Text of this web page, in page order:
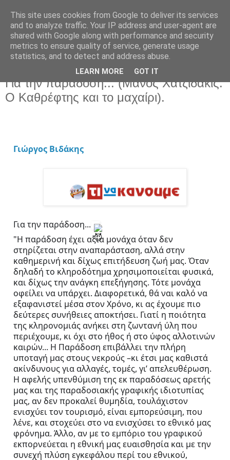
Τετάρτη 9 Ιουνίου 2021
Για την παράδοση... (Μάνος Χατζιδάκις:
Ο Καθρέφτης και το μαχαίρι).
Γιώργος Βιδάκης
Για την παράδοση...
"Η παράδοση έχει αξία μονάχα όταν δεν
στηρίζεται στην αναπαράσταση, αλλά στην
καθημερινή και δίχως επιτήδευση ζωή μας. Όταν
δηλαδή το κληροδότημα χρησιμοποιείται φυσικά,
και δίχως την ανάγκη επεξήγησης. Τότε μονάχα
οφείλει να υπάρχει. Διαφορετικά, θά ναι καλό να
εξαφανιστεί μέσα στον Χρόνο, κι ας έχουμε πιο
δεύτερες συνήθειες αποκτήσει. Γιατί η ποιότητα
της κληρονομιάς ανήκει στη ζωντανή ύλη που
περιέχουμε, κι όχι στο ήθος ή στο ύφος αλλοτινών
καιρών... Η Παράδοση επιβάλλει την πλήρη
υποταγή μας στους νεκρούς –κι έτσι μας καθιστά
ακίνδυνους για αλλαγές, τομές, γι’ απελευθέρωση.
Η αφελής υπενθύμιση της εκ παραδόσεως αρετής
μας και της παραδοσιακής γραφικής ιδιοτυπίας
μας, αν δεν προκαλεί θυμηδία, τουλάχιστον
ενισχύει τον τουρισμό, είναι εμπορεύσιμη, που
λένε, και στοχεύει στο να ενισχύσει το εθνικό μας
φρόνημα. Άλλο, αν με το εμπόριο του γραφικού
εκπορνεύεται η εθνική μας ευαισθησία και με την
συνεχή πλύση εγκεφάλου περί του εθνικού,
This site uses cookies from Google to deliver its services
and to analyze traffic. Your IP address and user-agent are
shared with Google along with performance and security
metrics to ensure quality of service, generate usage
statistics, and to detect and address abuse.
LEARN MORE GOT IT